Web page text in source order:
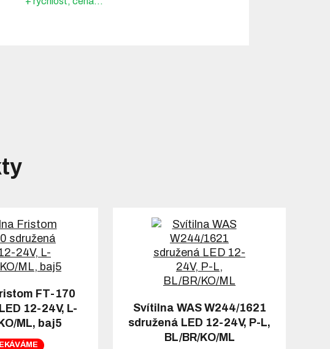
FT-170
12-24V, L-
ML, baj5
Svítilna WAS W244/1621
sdružená LED 12-24V, P-L,
BL/BR/KO/ML